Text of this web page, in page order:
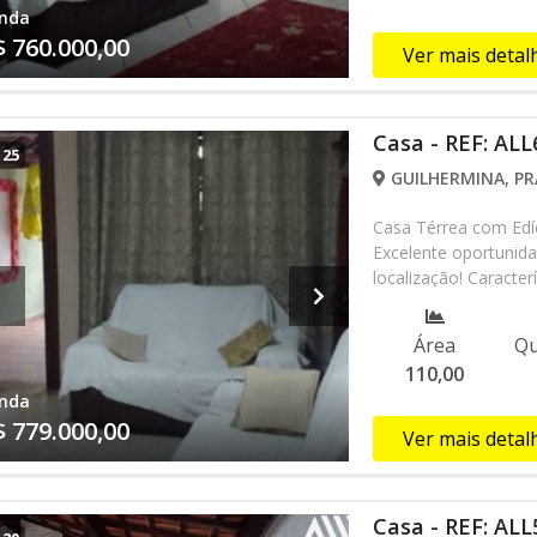
760.000,00 Ver mais
25
779.000,00
Casa - REF:
GUILHERMINA,
Casa Térrea com
Excelente
localização!
dormitórios Sala
garagem Lazer:
privilegiada:
você precisa no dia
Financiamento
mesmo um de
Grande/SP, CEP:
Área
110,00
Ver mais
Casa - REF: